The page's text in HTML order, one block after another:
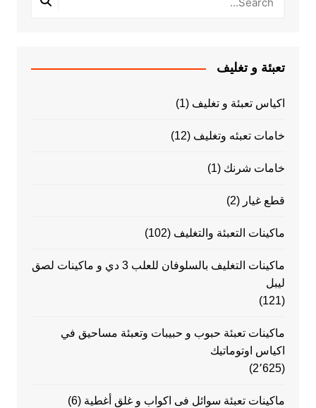
تعبئة و تغليف
اكياس تعبئة و تغليف (1)
خامات تعبئه وتغليف (12)
خامات شرنك (1)
قطع غيار (2)
ماكينات التعبئة والتغليف (102)
ماكينات التغليف بالسلوفان للعلب 3 دي و ماكينات لصق
ليبل
(121)
ماكينات تعبئة حبوب و حبيبات وتعبئة مساحيق في
اكياس اوتوماتيك
(2٬625)
ماكينات تعبئة سوائل فى اكواب و غلق أغطية (6)